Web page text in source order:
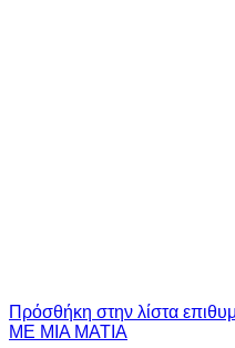
Πρόσθήκη στην λίστα
ΜΕ ΜΙΑ ΜΑΤΙΑ